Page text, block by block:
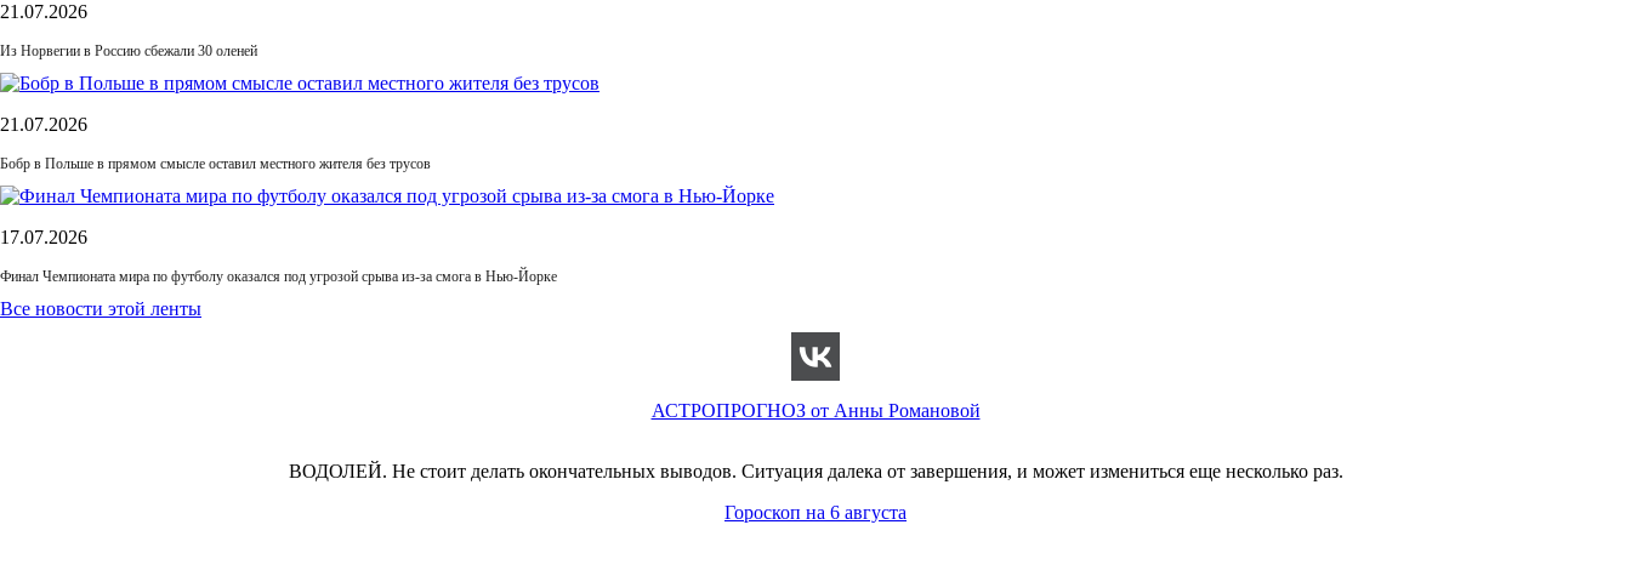
21.07.2026
Из Норвегии в Россию сбежали 30 оленей
21.07.2026
Бобр в Польше в прямом смысле оставил местного жителя без трусов
17.07.2026
Финал Чемпионата мира по футболу оказался под угрозой срыва из-за смога в Нью-Йорке
Все новости этой ленты
АСТРОПРОГНОЗ от Анны Романовой
ВОДОЛЕЙ. Не стоит делать окончательных выводов. Ситуация далека от завершения, и может измениться еще несколько раз.
Гороскоп на 6 августа